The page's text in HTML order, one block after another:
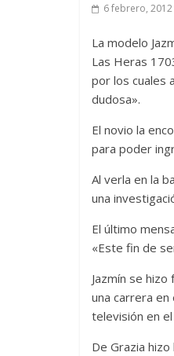
6 febrero, 2012
La modelo
Las Heras
por los cuales
dudosa».
El novio la
para poder
Al verla en la
una
El último
«Este fin de
Jazmín se
una carrera
televisión en
De Grazia